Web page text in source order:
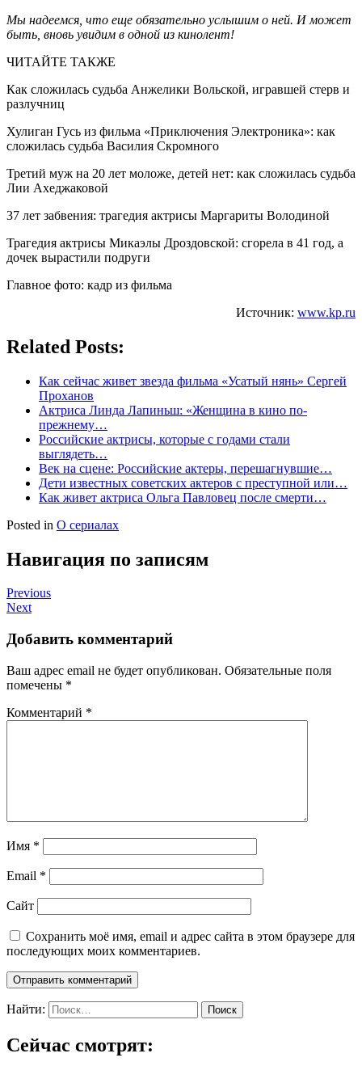
Мы надеемся, что еще обязательно услышим о ней. И может
быть, вновь увидим в одной из кинолент!
ЧИТАЙТЕ ТАКЖЕ
Как сложилась судьба Анжелики Вольской, игравшей стерв и
разлучниц
Хулиган Гусь из фильма «Приключения Электроника»: как
сложилась судьба Василия Скромного
Третий муж на 20 лет моложе, детей нет: как сложилась судьба
Лии Ахеджаковой
37 лет забвения: трагедия актрисы Маргариты Володиной
Трагедия актрисы Микаэлы Дроздовской: сгорела в 41 год, а
дочек вырастили подруги
Главное фото: кадр из фильма
Источник: www.kp.ru
Related Posts:
Как сейчас живет звезда фильма «Усатый нянь» Сергей
Проханов
Актриса Линда Лапиньш: «Женщина в кино по-
прежнему…
Российские актрисы, которые с годами стали
выглядеть…
Век на сцене: Российские актеры, перешагнувшие…
Дети известных советских актеров с преступной или…
Как живет актриса Ольга Павловец после смерти…
Posted in О сериалах
Навигация по записям
Previous
Next
Добавить комментарий
Ваш адрес email не будет опубликован. Обязательные поля
помечены *
Комментарий *
Имя *
Email *
Сайт
Сохранить моё имя, email и адрес сайта в этом браузере для
последующих моих комментариев.
Найти:
Сейчас смотрят: